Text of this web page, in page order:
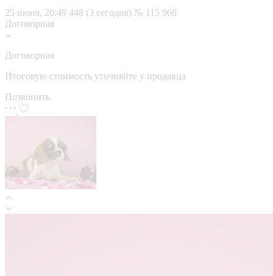
25 июня, 20:49 448 (3 сегодня) № 115 966
Договорная
Договорная
Итоговую стоимость уточняйте у продавца
Позвонить